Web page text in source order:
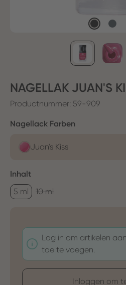
NAGELLAK JUAN'S
Productnummer: 59-909
Selecteer
Nagellack Farben
Juan's Kiss
Selecteer
Inhalt
5 ml
10 ml
Log in om artikelen
toe te voegen.
Inloggen om